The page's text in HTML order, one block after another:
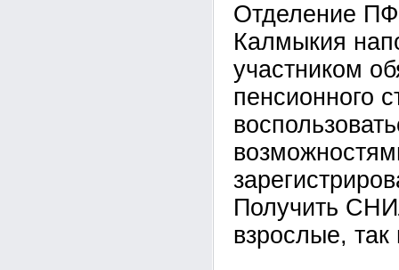
Отделение
Калмыкия
участником
пенсионного
Получить
взрослые, так